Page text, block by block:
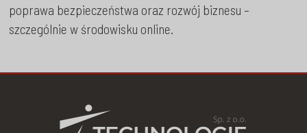
poprawa bezpieczeństwa oraz rozwój biznesu –
szczególnie w środowisku online.